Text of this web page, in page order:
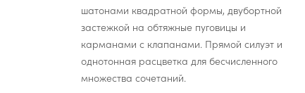
шатонами квадратной формы, двубортной
застежкой на обтяжные пуговицы и
карманами с клапанами. Прямой силуэт и
однотонная расцветка для бесчисленного
множества сочетаний.